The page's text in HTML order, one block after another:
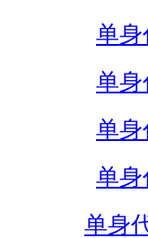
单身
单身
单身
单身
单身